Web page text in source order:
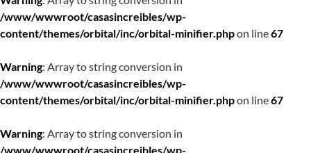
/www/wwwroot/casasincreibles/wp-
content/themes/orbital/inc/orbital-minifier.phpon line67
Warning: Array to string conversion in
/www/wwwroot/casasincreibles/wp-
content/themes/orbital/inc/orbital-minifier.phpon line67
Warning: Array to string conversion in
/www/wwwroot/casasincreibles/wp-